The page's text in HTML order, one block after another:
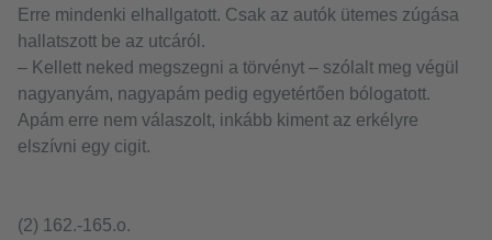
Erre mindenki elhallgatott. Csak az autók ütemes zúgása
hallatszott be az utcáról.
– Kellett neked megszegni a törvényt – szólalt meg végül
nagyanyám, nagyapám pedig egyetértően bólogatott.
Apám erre nem válaszolt, inkább kiment az erkélyre
elszívni egy cigit.
(2) 162.-165.o.